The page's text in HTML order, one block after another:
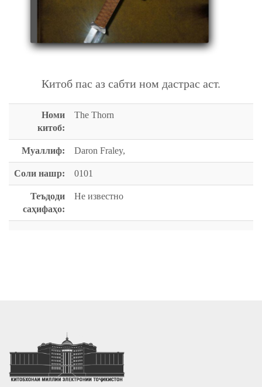
Китоб пас аз сабти ном дастрас аст.
Номи
китоб:
The Thorn
Муаллиф: Daron Fraley,
Соли нашр: 0101
Теъдоди
саҳифаҳо:
Не известно